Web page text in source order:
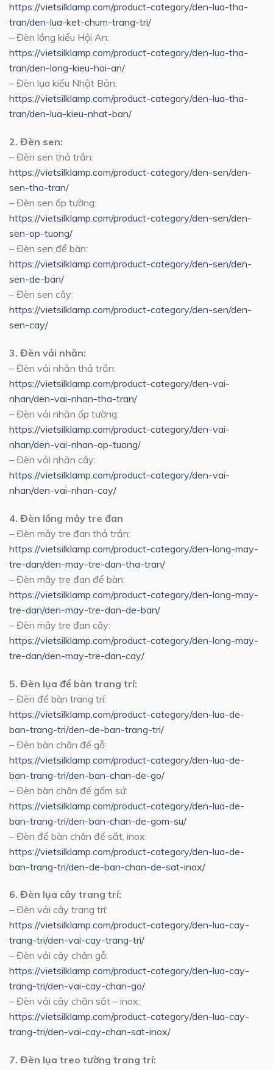
https://vietsilklamp.com/product-category/den-lua-tha-
tran/den-lua-ket-chum-trang-tri/
– Đèn lồng kiểu Hội An:
https://vietsilklamp.com/product-category/den-lua-tha-
tran/den-long-kieu-hoi-an/
– Đèn lụa kiểu Nhật Bản:
https://vietsilklamp.com/product-category/den-lua-tha-
tran/den-lua-kieu-nhat-ban/
2. Đèn sen:
– Đèn sen thả trần:
https://vietsilklamp.com/product-category/den-sen/den-
sen-tha-tran/
– Đèn sen ốp tường:
https://vietsilklamp.com/product-category/den-sen/den-
sen-op-tuong/
– Đèn sen để bàn:
https://vietsilklamp.com/product-category/den-sen/den-
sen-de-ban/
– Đèn sen cây:
https://vietsilklamp.com/product-category/den-sen/den-
sen-cay/
3. Đèn vải nhăn:
– Đèn vải nhăn thả trần:
https://vietsilklamp.com/product-category/den-vai-
nhan/den-vai-nhan-tha-tran/
– Đèn vải nhăn ốp tường:
https://vietsilklamp.com/product-category/den-vai-
nhan/den-vai-nhan-op-tuong/
– Đèn vải nhăn cây:
https://vietsilklamp.com/product-category/den-vai-
nhan/den-vai-nhan-cay/
4. Đèn lồng mây tre đan
– Đèn mây tre đan thả trần:
https://vietsilklamp.com/product-category/den-long-may-
tre-dan/den-may-tre-dan-tha-tran/
– Đèn mây tre đan để bàn:
https://vietsilklamp.com/product-category/den-long-may-
tre-dan/den-may-tre-dan-de-ban/
– Đèn mây tre đan cây:
https://vietsilklamp.com/product-category/den-long-may-
tre-dan/den-may-tre-dan-cay/
5. Đèn lụa để bàn trang trí:
– Đèn để bàn trang trí:
https://vietsilklamp.com/product-category/den-lua-de-
ban-trang-tri/den-de-ban-trang-tri/
– Đèn bàn chân đế gỗ:
https://vietsilklamp.com/product-category/den-lua-de-
ban-trang-tri/den-ban-chan-de-go/
– Đèn bàn chân đế gốm sứ:
https://vietsilklamp.com/product-category/den-lua-de-
ban-trang-tri/den-ban-chan-de-gom-su/
– Đèn để bàn chân đế sắt, inox:
https://vietsilklamp.com/product-category/den-lua-de-
ban-trang-tri/den-de-ban-chan-de-sat-inox/
6. Đèn lụa cây trang trí:
– Đèn vải cây trang trí:
https://vietsilklamp.com/product-category/den-lua-cay-
trang-tri/den-vai-cay-trang-tri/
– Đèn vải cây chân gỗ:
https://vietsilklamp.com/product-category/den-lua-cay-
trang-tri/den-vai-cay-chan-go/
– Đèn vải cây chăn sắt – inox:
https://vietsilklamp.com/product-category/den-lua-cay-
trang-tri/den-vai-cay-chan-sat-inox/
7. Đèn lụa treo tường trang trí: